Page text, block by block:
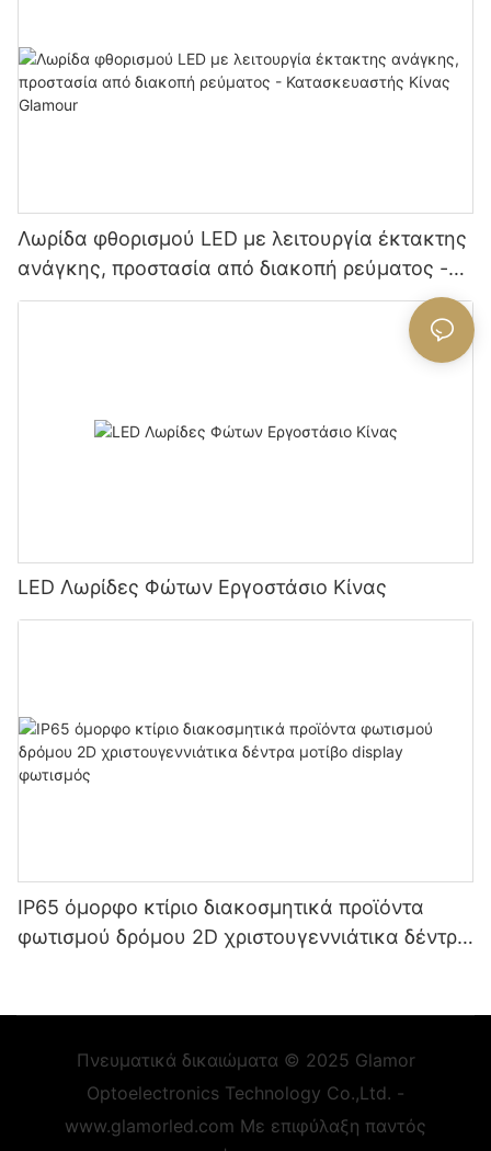
Λωρίδα φθορισμού LED με λειτουργία έκτακτης
ανάγκης, προστασία από διακοπή ρεύματος -
Κατασκευαστής Κίνας Glamour
LED Λωρίδες Φώτων Εργοστάσιο Κίνας
IP65 όμορφο κτίριο διακοσμητικά προϊόντα
φωτισμού δρόμου 2D χριστουγεννιάτικα δέντρα
Πνευματικά δικαιώματα © 2025 Glamor
Optoelectronics Technology Co.,Ltd. -
www.glamorled.com Με επιφύλαξη παντός